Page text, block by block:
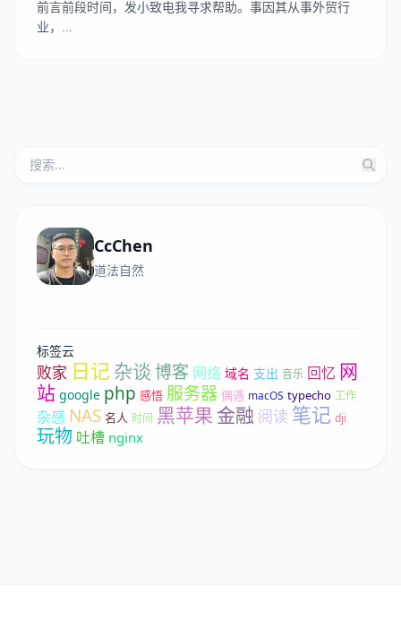
前言前段时间，发小致电我寻求帮助。事因其从事外贸行
业，...
CcChen
道法自然
标签云
败家 日记 杂谈博客 网络 域名 支出 音乐 回忆 网
站 google php 感悟 服务器 偶遇 macOS typecho 工作
杂感 NAS 名人 时间 黑苹果 金融 阅读 笔记 dji
玩物 吐槽 nginx